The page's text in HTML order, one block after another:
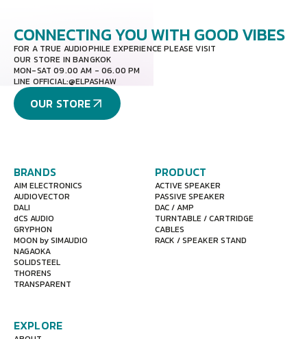
CONNECTING YOU WITH GOOD VIBES
FOR A TRUE AUDIOPHILE EXPERIENCE PLEASE VISIT
OUR STORE IN BANGKOK
MON-SAT 09.00 AM - 06.00 PM
LINE OFFICIAL:@ELPASHAW
OUR STORE
BRANDS
AIM ELECTRONICS
AUDIOVECTOR
DALI
dCS AUDIO
GRYPHON
MOON by SIMAUDIO
NAGAOKA
SOLIDSTEEL
THORENS
TRANSPARENT
PRODUCT
ACTIVE SPEAKER
PASSIVE SPEAKER
DAC / AMP
TURNTABLE / CARTRIDGE
CABLES
RACK / SPEAKER STAND
EXPLORE